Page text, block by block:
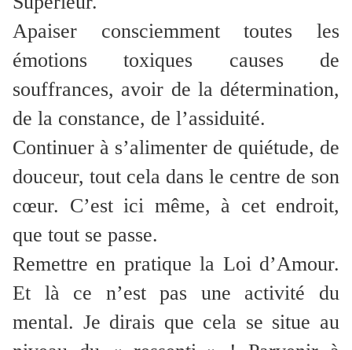
Apaiser consciemment toutes les
émotions toxiques causes de
souffrances, avoir de la détermination,
de la constance, de l’assiduité.
Continuer à s’alimenter de quiétude, de
douceur, tout cela dans le centre de son
cœur. C’est ici même, à cet endroit,
que tout se passe.
Remettre en pratique la Loi d’Amour.
Et là ce n’est pas une activité du
mental. Je dirais que cela se situe au